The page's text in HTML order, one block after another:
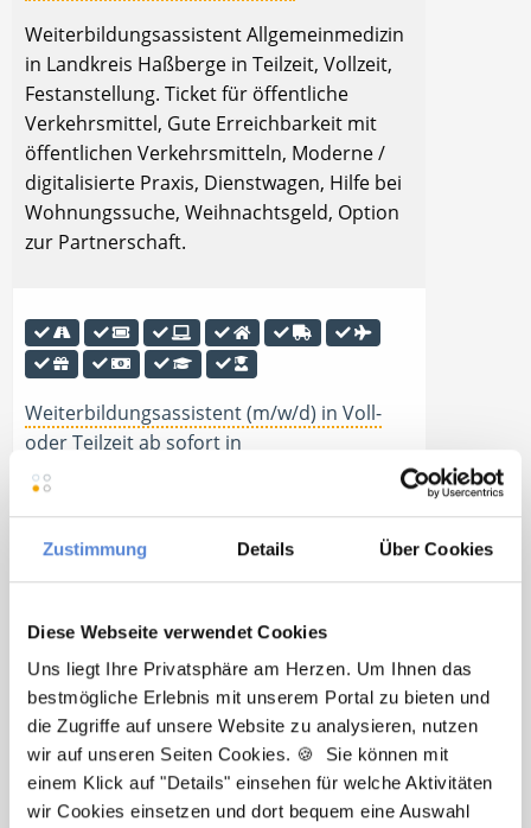
Zustimmung Details Über Cookies
Diese Webseite verwendet Cookies
Uns liegt Ihre Privatsphäre am Herzen. Um Ihnen das
bestmögliche Erlebnis mit unserem Portal zu bieten und
die Zugriffe auf unsere Website zu analysieren, nutzen
wir auf unseren Seiten Cookies. 🍪 Sie können mit
einem Klick auf "Details" einsehen für welche Aktivitäten
wir Cookies einsetzen und dort bequem eine Auswahl
Weiterbildungsassistent Allgemeinmedizin
in Landkreis Haßberge in Teilzeit, Vollzeit,
Festanstellung. Ticket für öffentliche
Verkehrsmittel, Gute Erreichbarkeit mit
öffentlichen Verkehrsmitteln, Moderne /
digitalisierte Praxis, Dienstwagen, Hilfe bei
Wohnungssuche, Weihnachtsgeld, Option
zur Partnerschaft.
Weiterbildungsassistent (m/w/d) in Voll-
oder Teilzeit ab sofort in
Untergruppenbach
Weiterbildungsassistent Allgemeinmedizin
in Untergruppenbach in Voll- oder Teilzeit.
Tankgutschein bzw. Fahrtkostenzuschuss,
Moderne / digitalisierte Praxis, Hilfe bei
Wohnungssuche, Zuschuss bei Umzug,
Urlaubsgeld, Weihnachtsgeld, Betriebliche
Altersvorsorge, Fort- und Weiterbildung,
Urlaub für Fortbildungen.